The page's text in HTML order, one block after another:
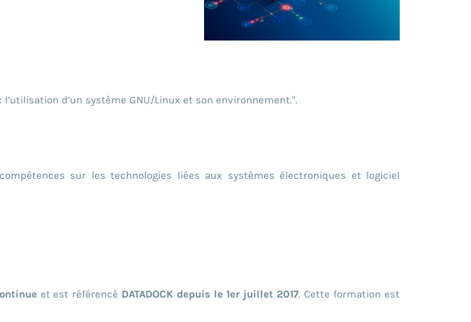
d’un système GNU/Linux et son environnement.".
sur les technologies liées aux systèmes électroniques et logiciel
et est référencé DATADOCK depuis le 1er juillet 2017. Cette formation est